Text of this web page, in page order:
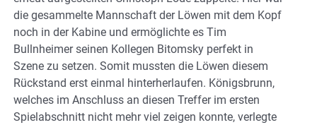
die gesammelte Mannschaft der Löwen mit dem Kopf
noch in der Kabine und ermöglichte es Tim
Bullnheimer seinen Kollegen Bitomsky perfekt in
Szene zu setzen. Somit mussten die Löwen diesem
Rückstand erst einmal hinterherlaufen. Königsbrunn,
welches im Anschluss an diesen Treffer im ersten
Spielabschnitt nicht mehr viel zeigen konnte, verlegte